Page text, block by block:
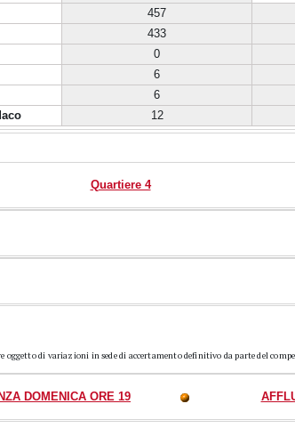
457
433
0
6
6
12
Quartiere 4
di variazioni in sede di accertamento definitivo da parte del
DOMENICA ORE 19